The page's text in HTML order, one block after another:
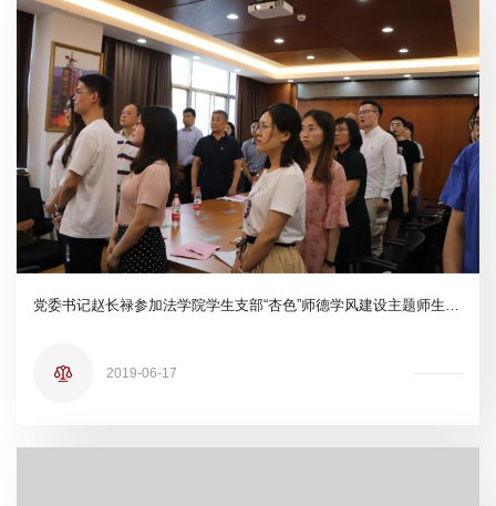
党委书记赵长禄参加法学院学生支部“杏色”师德学风建设主题师生研讨会
2019-06-17